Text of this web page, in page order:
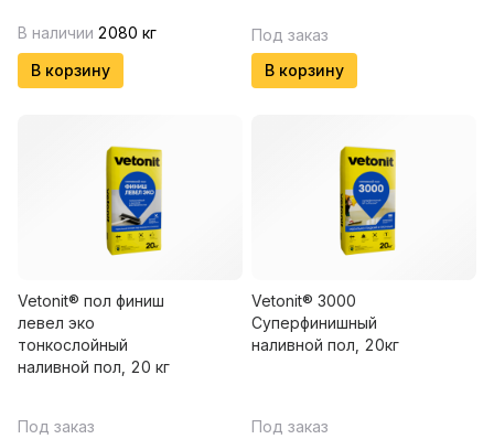
В наличии 2080 кг
В корзину
Под заказ
В корзину
Vetonit® пол финиш
левел эко
тонкослойный
наливной пол, 20 кг
Под заказ
Vetonit® 3000
Суперфинишный
наливной пол, 20кг
Под заказ